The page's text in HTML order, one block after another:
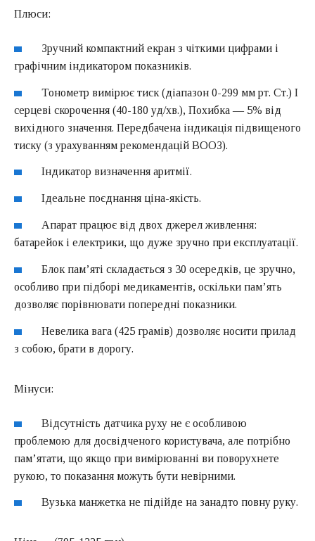
Плюси:
Зручний компактний екран з чіткими цифрами і
графічним індикатором показників.
Тонометр вимірює тиск (діапазон 0-299 мм рт. Ст.) І
серцеві скорочення (40-180 уд/хв.), Похибка — 5% від
вихідного значення. Передбачена індикація підвищеного
тиску (з урахуванням рекомендацій ВООЗ).
Індикатор визначення аритмії.
Ідеальне поєднання ціна-якість.
Апарат працює від двох джерел живлення:
батарейок і електрики, що дуже зручно при експлуатації.
Блок пам’яті складається з 30 осередків, це зручно,
особливо при підборі медикаментів, оскільки пам’ять
дозволяє порівнювати попередні показники.
Невелика вага (425 грамів) дозволяє носити прилад
з собою, брати в дорогу.
Мінуси:
Відсутність датчика руху не є особливою
проблемою для досвідченого користувача, але потрібно
пам’ятати, що якщо при вимірюванні ви поворухнете
рукою, то показання можуть бути невірними.
Вузька манжетка не підійде на занадто повну руку.